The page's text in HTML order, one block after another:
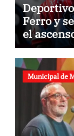
Ferro y
el
Municipal de